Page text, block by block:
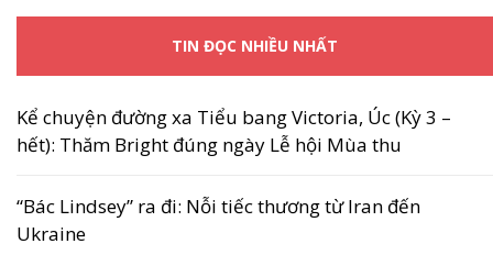
TIN ĐỌC NHIỀU NHẤT
Kể chuyện đường xa Tiểu bang Victoria, Úc (Kỳ 3 –
hết): Thăm Bright đúng ngày Lễ hội Mùa thu
“Bác Lindsey” ra đi: Nỗi tiếc thương từ Iran đến
Ukraine